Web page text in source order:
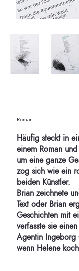
Roman
Häufig steckt in
einem Roman
um eine ganze
zog sich wie ein
beiden Künstler.
Brian zeichnete
Text oder Brian
Geschichten mit
verfasste sie
Agentin Ingeborg
wenn Helene